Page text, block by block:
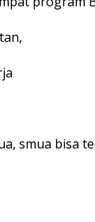
smua bisa